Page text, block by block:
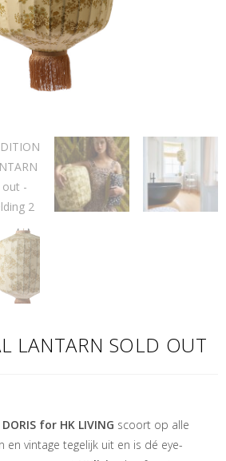
LANTARN SOLD OUT
DORIS for HK LIVING scoort op alle
en vintage tegelijk uit en is dé eye-